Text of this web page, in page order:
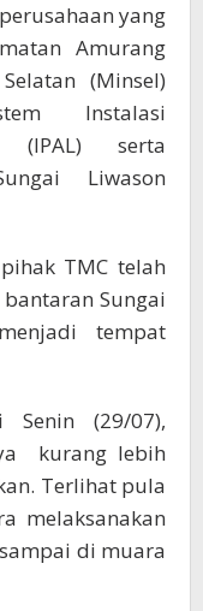
yang
Amurang
(Minsel)
Instalasi
(IPAL) serta
Liwason
TMC telah
Sungai
tempat
(29/07),
kurang lebih
Terlihat pula
melaksanakan
di muara